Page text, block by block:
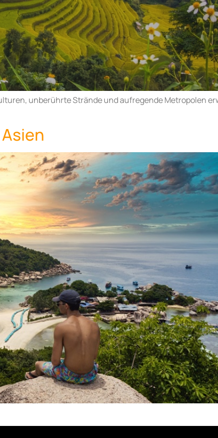
unberührte Strände und aufregende Metropolen